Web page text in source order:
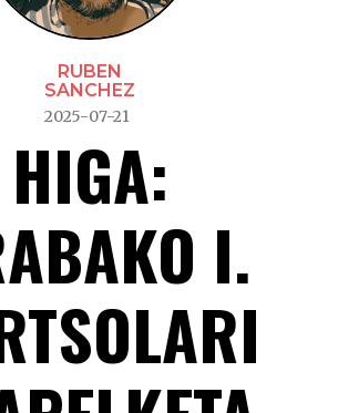
RUBEN
SANCHEZ
2025-07-21
HIGA:
I.